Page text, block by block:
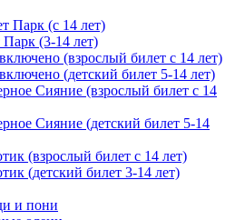
Парк (с 14 лет)
(3-14 лет)
(взрослый билет с 14 лет)
(детский билет 5-14 лет)
Сияние (взрослый билет с 14
Сияние (детский билет 5-14
(взрослый билет с 14 лет)
(детский билет 3-14 лет)
и пони